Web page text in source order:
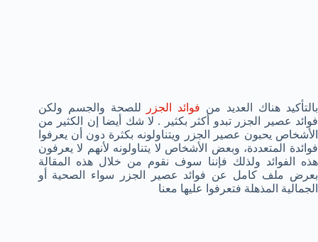
بالتأكيد هناك العديد من فوائد الجزر
للصحة والجسم ولكن
فوائد عصير الجزر تبدو أكثر بكثير . لا شك أيضا إن الكثير من
الأشخاص يحبون عصير الجزر ويتناولونه بكثرة دون أن يعرفوا
فوائدة المتعددة، وبعض الأشخاص لا يتناولونه لأنهم لا يعرفون
هذه الفوائد ولذلك فإننا سوف نقوم من خلال هذه المقالة
بعرض ملف كامل عن فوائد عصير الجزر سواء الصحية أو
الجمالية المذهلة فتعرفوا عليها معنا